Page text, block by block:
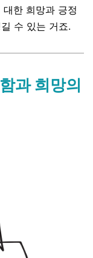
한 희망과 긍정
수 있는 거죠.
과 희망의